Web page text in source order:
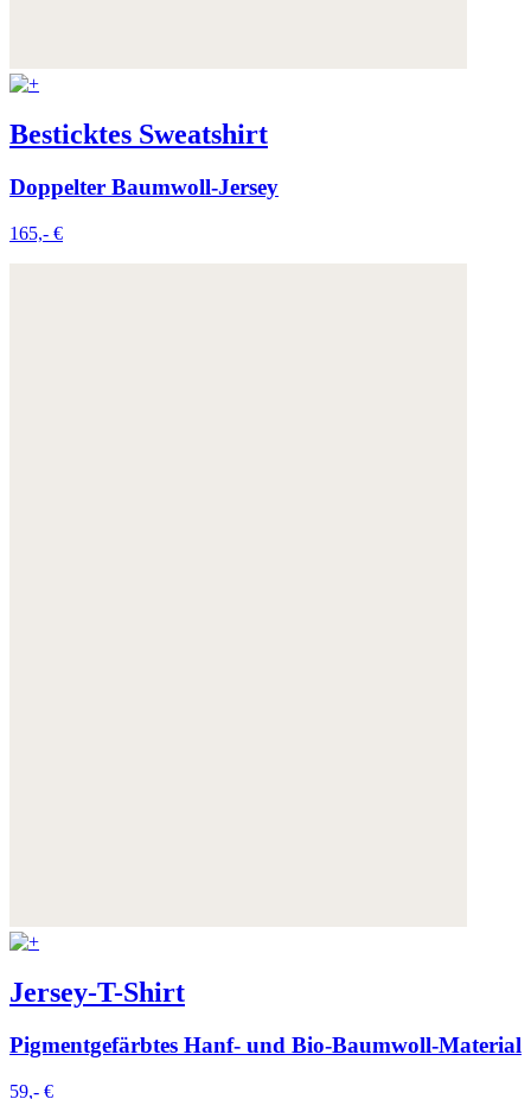
Besticktes Sweatshirt
Doppelter Baumwoll-Jersey
165,- €
Jersey-T-Shirt
Pigmentgefärbtes Hanf- und Bio-Baumwoll-Material
59,- €